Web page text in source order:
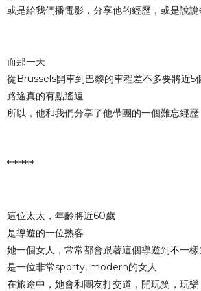
或是給我們播電影，分享他的經歷，或是說
而那一天
從Brussels開車到巴黎的車程差不多要將近5
路途真的有點遙遠
所以，他和我們分享了他帶團的一個難忘經歷
********
這位太太，年齡將近60歲
是導遊的一位熟客
她一個女人，常常都會跟著這個導遊到不一
是一位非常sporty, modern的女人
在旅途中，她會和團友打交道，開玩笑，玩樂